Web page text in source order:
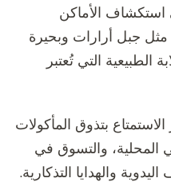
الأماكن
جبل أرارات وبحيرة
الطبيعية التي تُعتبر
بتذوق المأكولات
المحلية، والتسوق في
والهدايا التذكارية.